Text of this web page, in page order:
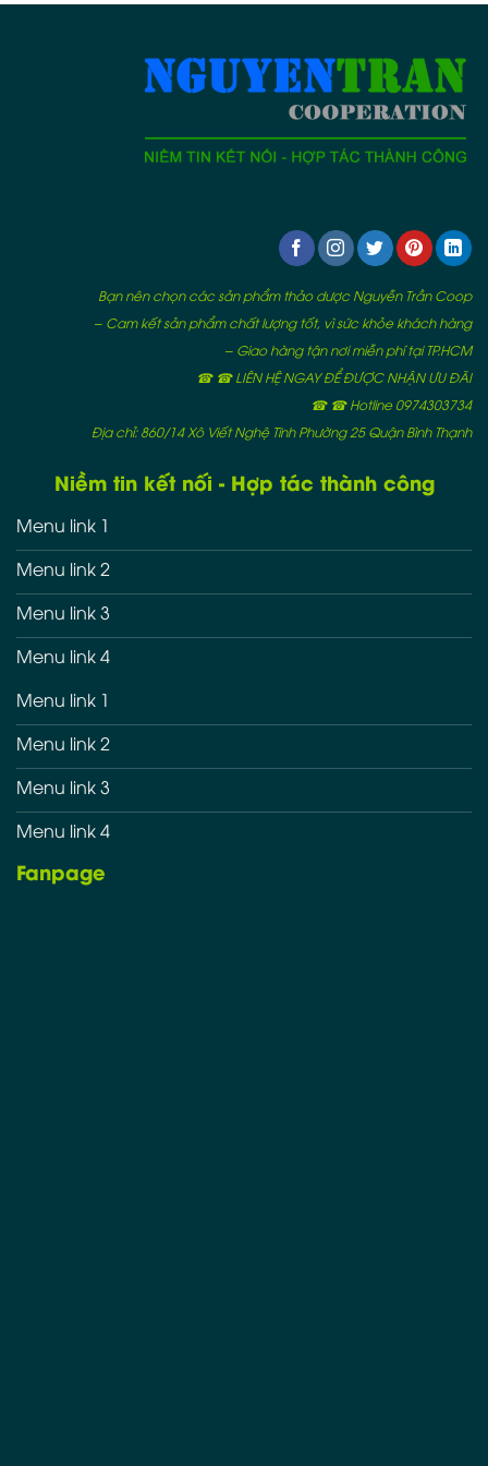
Bạn nên chọn các sản phẩm thảo dược Nguyễn Trần Coop
– Cam kết sản phẩm chất lượng tốt, vì sức khỏe khách hàng
– Giao hàng tận nơi miễn phí tại TP.HCM
☎ ☎ LIÊN HỆ NGAY ĐỂ ĐƯỢC NHẬN ƯU ĐÃI
☎ ☎ Hotline 0974303734
Địa chỉ: 860/14 Xô Viết Nghệ Tĩnh Phường 25 Quận Bình Thạnh
Niềm tin kết nối - Hợp tác thành công
Menu link 1
Menu link 2
Menu link 3
Menu link 4
Menu link 1
Menu link 2
Menu link 3
Menu link 4
Fanpage